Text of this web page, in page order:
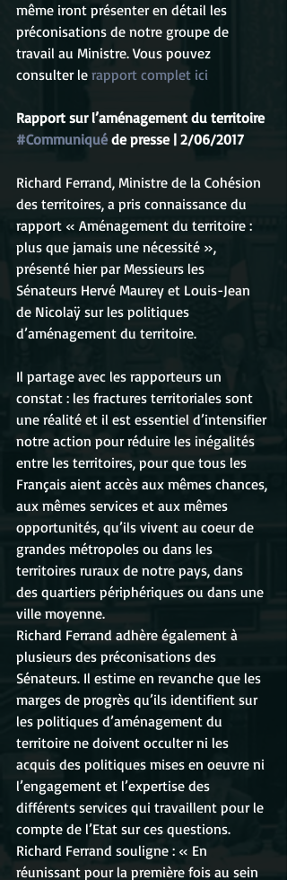
même iront présenter en détail les
préconisations de notre groupe de
travail au Ministre. Vous pouvez
consulter le rapport complet ici
Rapport sur l’aménagement du territoire
#Communiqué de presse | 2/06/2017
Richard Ferrand, Ministre de la Cohésion
des territoires, a pris connaissance du
rapport « Aménagement du territoire :
plus que jamais une nécessité »,
présenté hier par Messieurs les
Sénateurs Hervé Maurey et Louis-Jean
de Nicolaÿ sur les politiques
d’aménagement du territoire.
Il partage avec les rapporteurs un
constat : les fractures territoriales sont
une réalité et il est essentiel d’intensifier
notre action pour réduire les inégalités
entre les territoires, pour que tous les
Français aient accès aux mêmes chances,
aux mêmes services et aux mêmes
opportunités, qu’ils vivent au coeur de
grandes métropoles ou dans les
territoires ruraux de notre pays, dans
des quartiers périphériques ou dans une
ville moyenne.
Richard Ferrand adhère également à
plusieurs des préconisations des
Sénateurs. Il estime en revanche que les
marges de progrès qu’ils identifient sur
les politiques d’aménagement du
territoire ne doivent occulter ni les
acquis des politiques mises en oeuvre ni
l’engagement et l’expertise des
différents services qui travaillent pour le
compte de l’Etat sur ces questions.
Richard Ferrand souligne : « En
réunissant pour la première fois au sein